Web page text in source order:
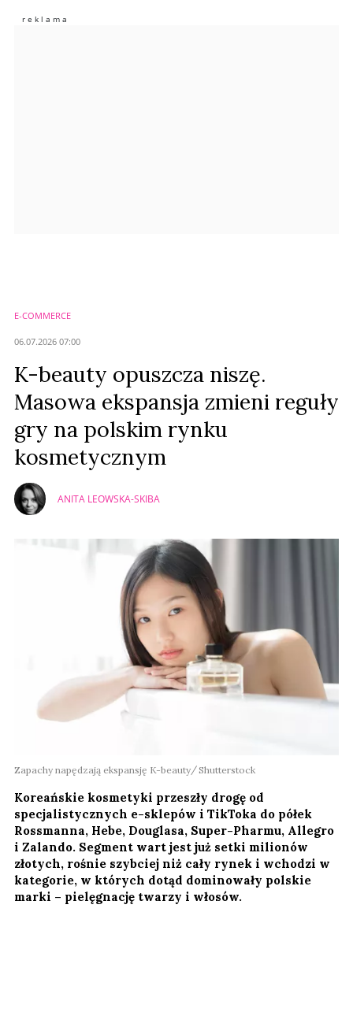
Imię (Wymagane)
E-COMMERCE
06.07.2026 07:00
K-beauty opuszcza niszę.
Masowa ekspansja zmieni reguły
gry na polskim rynku
kosmetycznym
ANITA LEOWSKA-SKIBA
Zapachy napędzają ekspansję K-beauty Shutterstock
Koreańskie kosmetyki przeszły drogę od
specjalistycznych e-sklepów i TikToka do półek
Rossmanna, Hebe, Douglasa, Super-Pharmu, Allegro
i Zalando. Segment wart jest już setki milionów
złotych, rośnie szybciej niż cały rynek i wchodzi w
kategorie, w których dotąd dominowały polskie
marki – pielęgnację twarzy i włosów.